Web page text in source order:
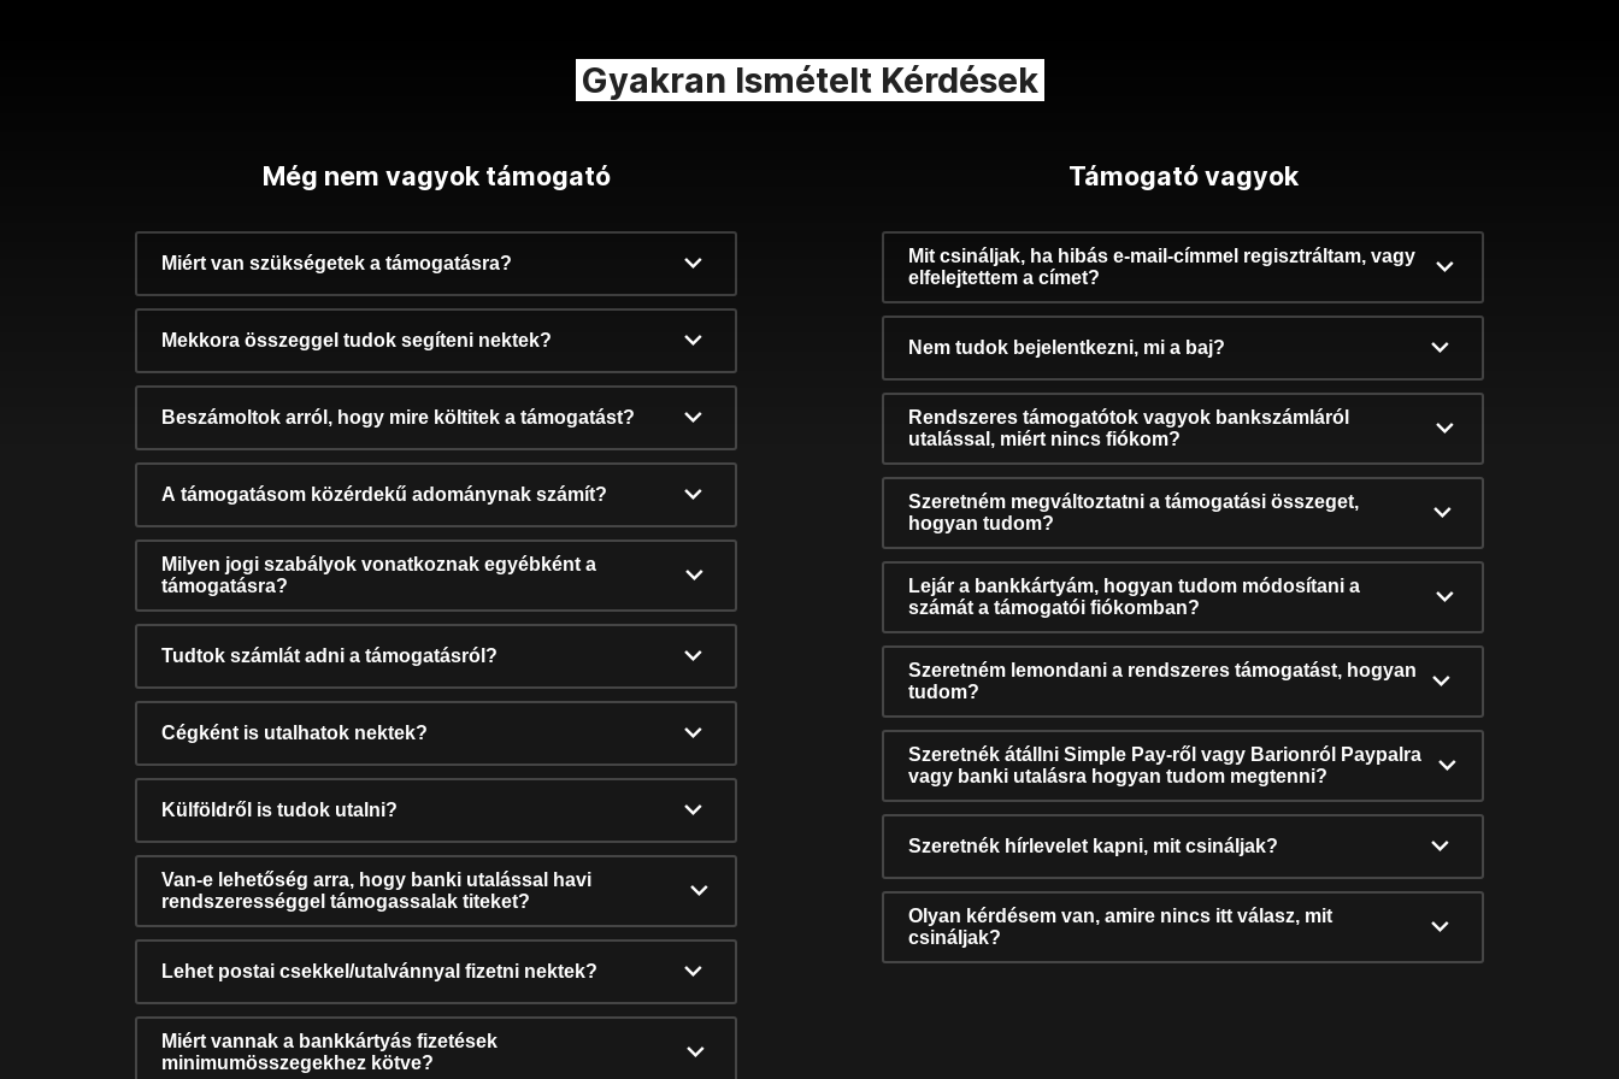
Gyakran Ismételt Kérdések
Még nem vagyok támogató
Miért van szükségetek a támogatásra?
Mekkora összeggel tudok segíteni nektek?
Beszámoltok arról, hogy mire költitek a támogatást?
A támogatásom közérdekű adománynak számít?
Milyen jogi szabályok vonatkoznak egyébként a
támogatásra?
Tudtok számlát adni a támogatásról?
Cégként is utalhatok nektek?
Külföldről is tudok utalni?
Van-e lehetőség arra, hogy banki utalással havi
rendszerességgel támogassalak titeket?
Lehet postai csekkel/utalvánnyal fizetni nektek?
Miért vannak a bankkártyás fizetések
minimumösszegekhez kötve?
Támogató vagyok
Mit csináljak, ha hibás e-mail-címmel regisztráltam, vagy
elfelejtettem a címet?
Nem tudok bejelentkezni, mi a baj?
Rendszeres támogatótok vagyok bankszámláról
utalással, miért nincs fiókom?
Szeretném megváltoztatni a támogatási összeget,
hogyan tudom?
Lejár a bankkártyám, hogyan tudom módosítani a
számát a támogatói fiókomban?
Szeretném lemondani a rendszeres támogatást, hogyan
tudom?
Szeretnék átállni Simple Pay-ről vagy Barionról Paypalra
vagy banki utalásra hogyan tudom megtenni?
Szeretnék hírlevelet kapni, mit csináljak?
Olyan kérdésem van, amire nincs itt válasz, mit
csináljak?